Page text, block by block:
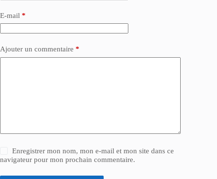
E-mail *
Ajouter un commentaire *
Enregistrer mon nom, mon e-mail et mon site dans ce
navigateur pour mon prochain commentaire.